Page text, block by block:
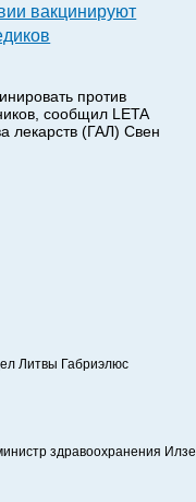
вакцинируют
против
сообщил LETA
лекарств (ГАЛ) Свен
Литвы Габриэлюс
здравоохранения Илзе